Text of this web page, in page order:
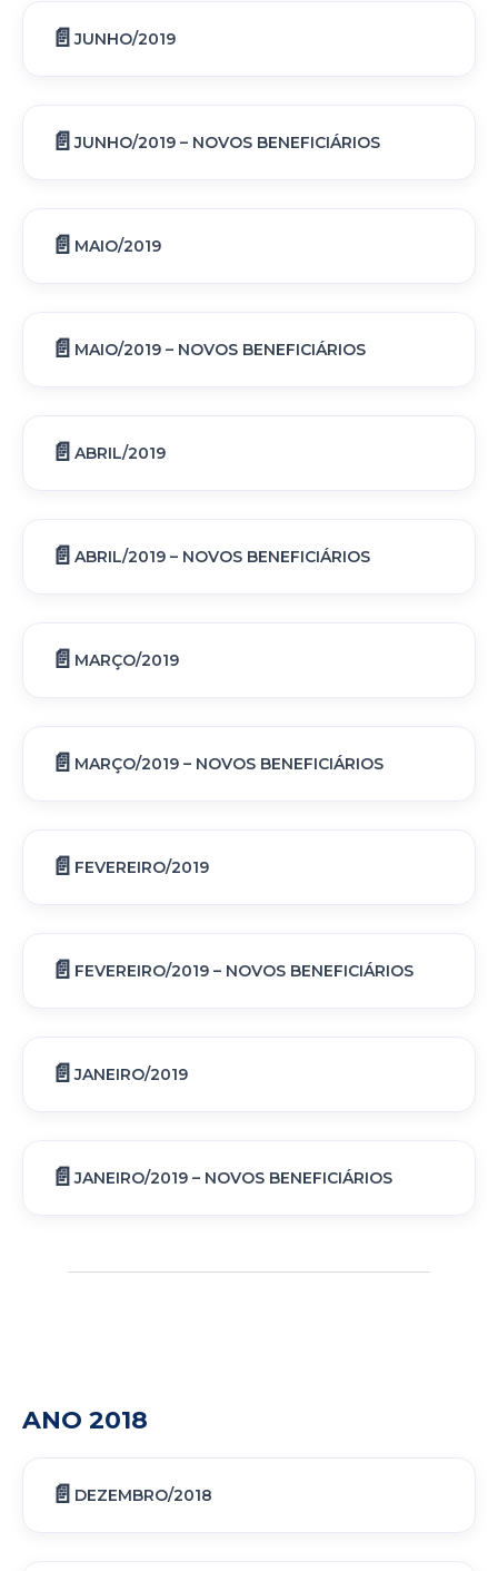
JUNHO/2019
JUNHO/2019 – NOVOS BENEFICIÁRIOS
MAIO/2019
MAIO/2019 – NOVOS BENEFICIÁRIOS
ABRIL/2019
ABRIL/2019 – NOVOS BENEFICIÁRIOS
MARÇO/2019
MARÇO/2019 – NOVOS BENEFICIÁRIOS
FEVEREIRO/2019
FEVEREIRO/2019 – NOVOS BENEFICIÁRIOS
JANEIRO/2019
JANEIRO/2019 – NOVOS BENEFICIÁRIOS
ANO 2018
DEZEMBRO/2018